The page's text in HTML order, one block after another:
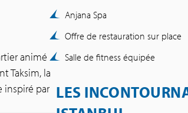
animé
Taksim, la
inspiré par
Anjana Spa
Offre de restauration sur place
Salle de fitness équipée
LES